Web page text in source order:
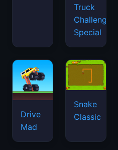
Truck
Challenge
Special
Drive
Mad
Snake
Classic